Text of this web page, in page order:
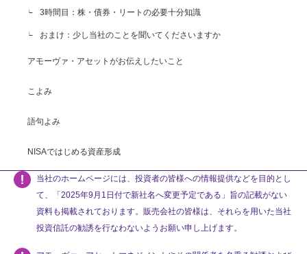
3時間目：株・債券・リートの必要十分知識
おまけ：少し当社のことを聞いてくださいますか
アモーヴァ・アセットがお伝えしたいこと
こよみ
語句よみ
NISAではじめる資産形成
当社のホームページには、投資者の皆様への情報提供などを目的とし
て、「2025年9月1日付で新社名へ変更予定である」旨の記載がない
資料も掲載されております。販売会社の皆様は、それらを用いた当社
投資信託の勧誘を行なわないようお願い申し上げます。